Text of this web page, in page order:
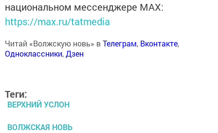
национальном мессенджере MАХ:
https://max.ru/tatmedia
Читай «Волжскую новь» вТелеграм, Вконтакте,
Одноклассники,Дзен
Теги:
ВЕРХНИЙ УСЛОН
ВОЛЖСКАЯ НОВЬ